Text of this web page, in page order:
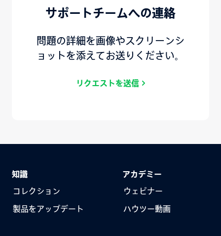
サポートチームへの連絡
問題の詳細を画像やスクリーンシ
ョットを添えてお送りください。
リクエストを送信
知識
コレクション
製品をアップデート
アカデミー
ウェビナー
ハウツー動画